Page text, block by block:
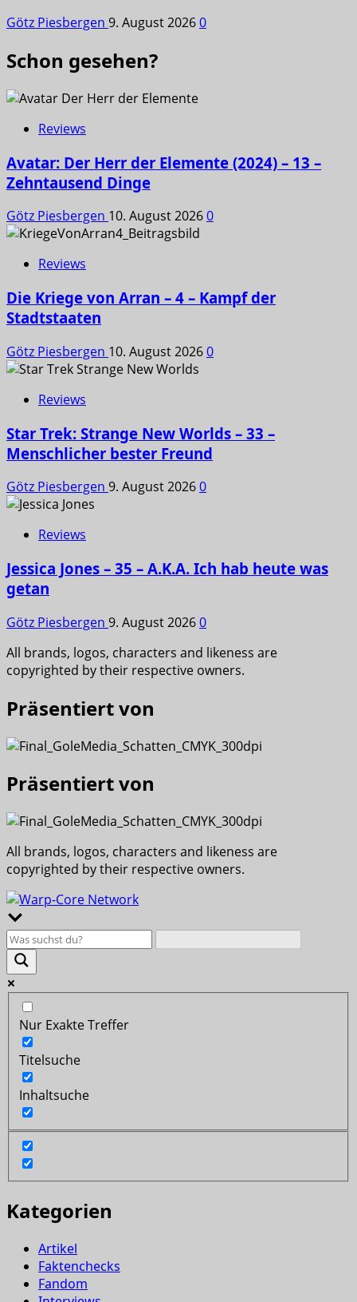
Götz Piesbergen 9. August 20260
Schon gesehen?
Reviews
Avatar: Der Herr der Elemente (2024) – 13 –
Zehntausend Dinge
Götz Piesbergen 10. August 20260
Reviews
Die Kriege von Arran – 4 – Kampf der
Stadtstaaten
Götz Piesbergen 10. August 20260
Reviews
Star Trek: Strange New Worlds – 33 –
Menschlicher bester Freund
Götz Piesbergen 9. August 20260
Reviews
Jessica Jones – 35 – A.K.A. Ich hab heute was
getan
Götz Piesbergen 9. August 20260
All brands, logos, characters and likeness are
copyrighted by their respective owners.
Präsentiert von
Präsentiert von
All brands, logos, characters and likeness are
copyrighted by their respective owners.
Nur Exakte Treffer
Titelsuche
Inhaltsuche
Kategorien
Artikel
Faktenchecks
Fandom